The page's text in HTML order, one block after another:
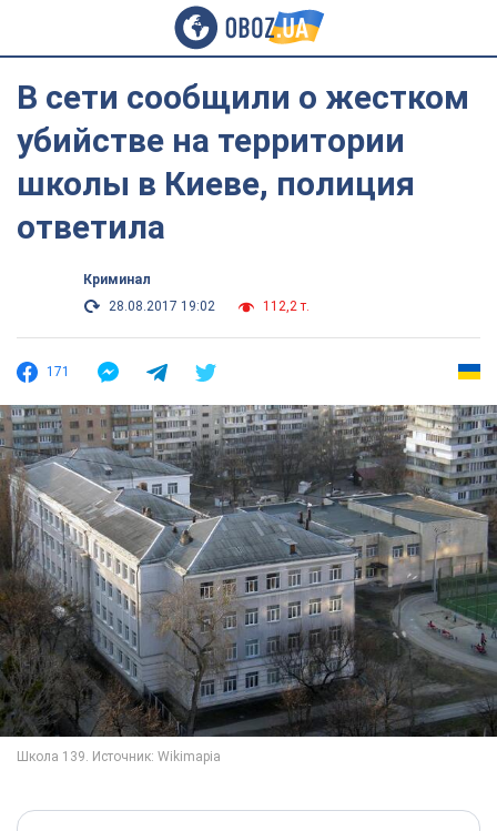
В сети сообщили о жестком
убийстве на территории
школы в Киеве, полиция
ответила
Криминал
28.08.2017 19:02
112,2 т.
171